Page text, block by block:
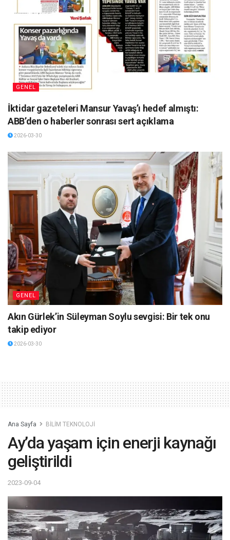
GENEL
İktidar gazeteleri Mansur Yavaş’ı hedef almıştı:
ABB’den o haberler sonrası sert açıklama
2026-03-30
GENEL
Akın Gürlek’in Süleyman Soylu sevgisi: Bir tek onu
takip ediyor
2026-03-30
Ana Sayfa BİLİM TEKNOLOJİ
Ay’da yaşam için enerji kaynağı
geliştirildi
2023-09-04